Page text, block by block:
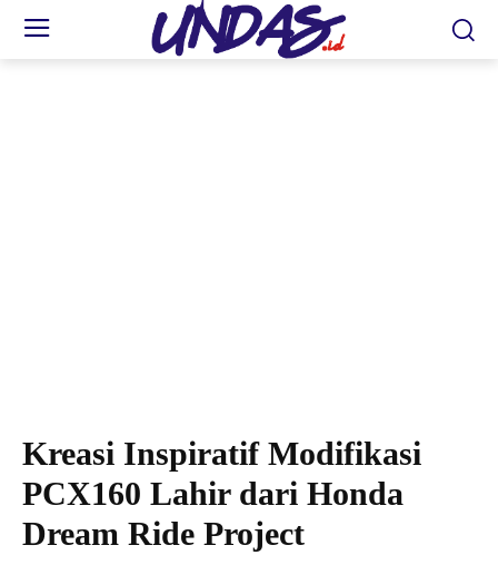
Kreasi Inspiratif Modifikasi
PCX160 Lahir dari Honda
Dream Ride Project